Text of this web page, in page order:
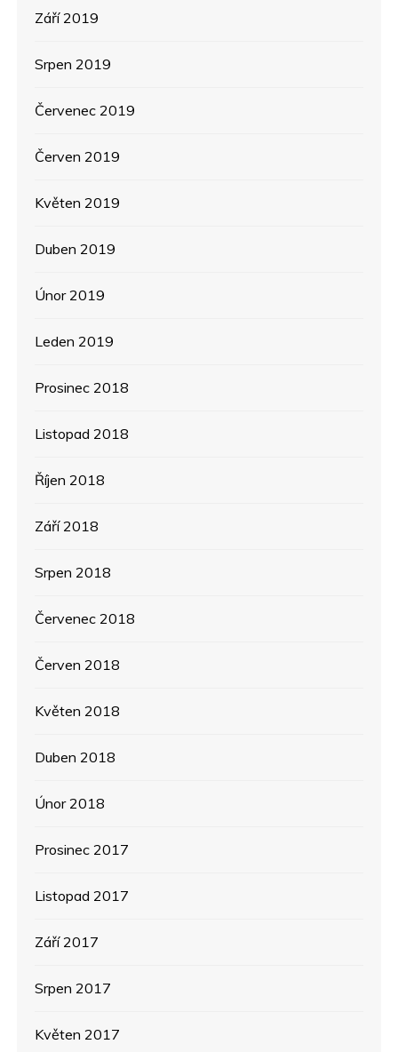
Září 2019
Srpen 2019
Červenec 2019
Červen 2019
Květen 2019
Duben 2019
Únor 2019
Leden 2019
Prosinec 2018
Listopad 2018
Říjen 2018
Září 2018
Srpen 2018
Červenec 2018
Červen 2018
Květen 2018
Duben 2018
Únor 2018
Prosinec 2017
Listopad 2017
Září 2017
Srpen 2017
Květen 2017